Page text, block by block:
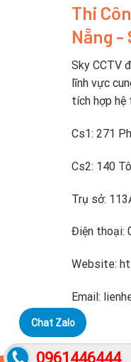
Thi
Nẵng -
Sky CCTV
lĩnh vực
tích hợp hệ
Cs1: 271
Cs2: 140
Trụ sở:
Điện thoại:
Website:
Email:
Chat Zalo
0961446444